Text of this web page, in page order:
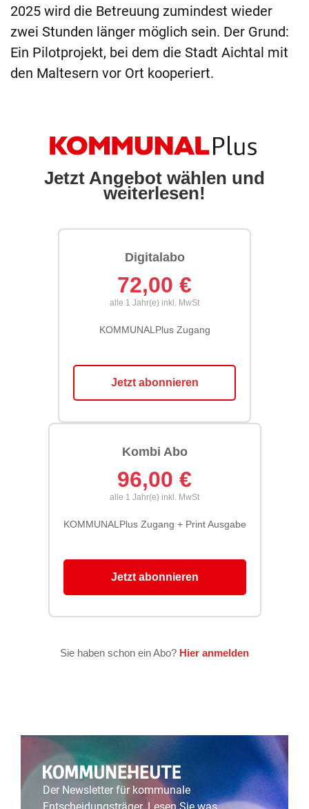
2025 wird die Betreuung zumindest wieder
zwei Stunden länger möglich sein. Der Grund:
Ein Pilotprojekt, bei dem die Stadt Aichtal mit
den Maltesern vor Ort kooperiert.
Der Newsletter für kommunale